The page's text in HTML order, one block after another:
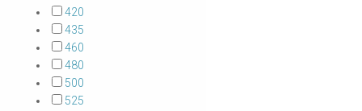
420
435
460
480
500
525